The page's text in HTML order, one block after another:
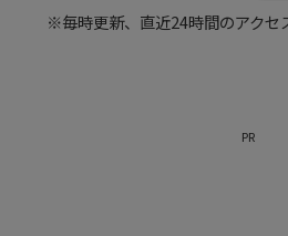
※毎時更新、直近24時間のアクセ
PR